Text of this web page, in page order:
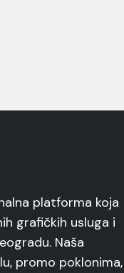
platforma koja
grafičkih usluga i
Naša
promo poklonima,